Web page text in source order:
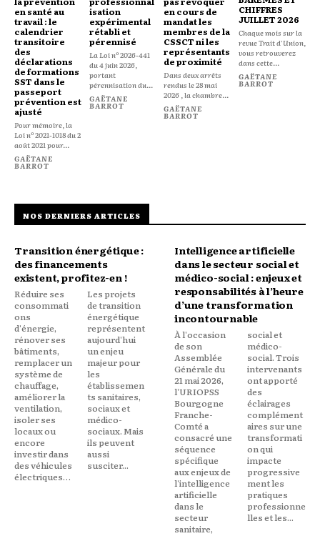
en santé au
travail : le
calendrier
transitoire
des
déclarations
de formations
SST dans le
passeport
prévention est
ajusté
Pour mémoire, la
Loi nº 2021-1018 du 2
août 2021 pour...
GAËTANE
BARROT
isation
expérimental
rétabli et
pérennisé
La Loi nº 2026-441
du 4 juin 2026,
portant
pérennisation du...
GAËTANE
BARROT
en cours de
mandat les
membres de la
CSSCT ni les
représentants
de proximité
Dans deux arrêts
rendus le 28 mai
2026 , la chambre...
GAËTANE
BARROT
CHIFFRES
JUILLET 2026
Chaque mois sur la
revue Trait d'Union,
vous retrouverez
dans cette...
GAËTANE
BARROT
NOS DERNIERS ARTICLES
Transition énergétique :
des financements
existent, profitez-en !
Réduire ses
consommati
ons
d'énergie,
rénover ses
bâtiments,
remplacer un
système de
chauffage,
améliorer la
ventilation,
isoler ses
locaux ou
encore
investir dans
des véhicules
électriques…
Les projets
de transition
énergétique
représentent
aujourd'hui
un enjeu
majeur pour
les
établissemen
ts sanitaires,
sociaux et
médico-
sociaux. Mais
ils peuvent
aussi
susciter...
Intelligence artificielle
dans le secteur social et
médico-social : enjeux et
responsabilités à l’heure
d’une transformation
incontournable
À l'occasion
de son
Assemblée
Générale du
21 mai 2026,
l'URIOPSS
Bourgogne
Franche-
Comté a
consacré une
séquence
spécifique
aux enjeux de
l'intelligence
artificielle
dans le
secteur
sanitaire,
social et
médico-
social. Trois
intervenants
ont apporté
des
éclairages
complément
aires sur une
transformati
on qui
impacte
progressive
ment les
pratiques
professionne
lles et les...